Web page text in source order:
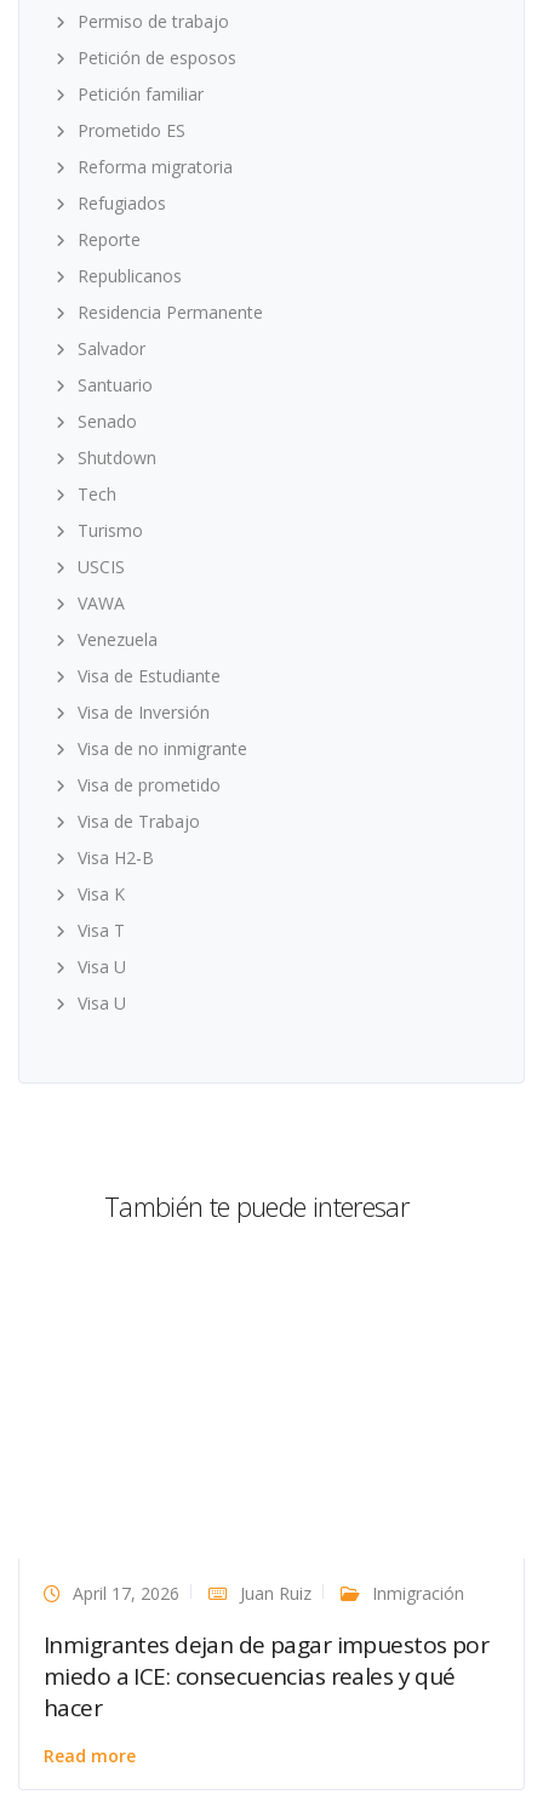
Permiso de trabajo
Petición de esposos
Petición familiar
Prometido ES
Reforma migratoria
Refugiados
Reporte
Republicanos
Residencia Permanente
Salvador
Santuario
Senado
Shutdown
Tech
Turismo
USCIS
VAWA
Venezuela
Visa de Estudiante
Visa de Inversión
Visa de no inmigrante
Visa de prometido
Visa de Trabajo
Visa H2-B
Visa K
Visa T
Visa U
Visa U
También te puede interesar
April 17, 2026 Juan Ruiz Inmigración
Inmigrantes dejan de pagar impuestos por
miedo a ICE: consecuencias reales y qué
hacer
Read more